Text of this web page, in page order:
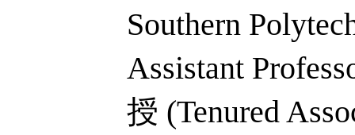
Southern
Assistant
授 (Tenured